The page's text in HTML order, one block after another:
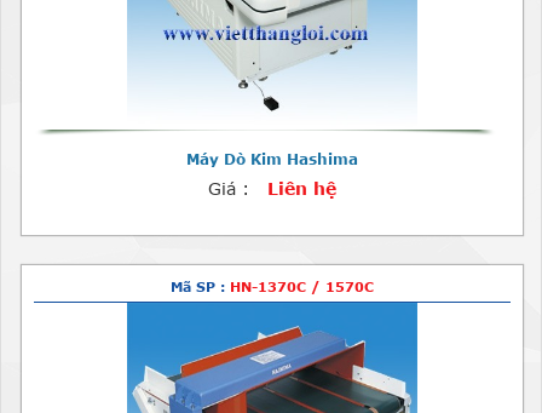
Máy Dò Kim Hashima
Giá : Liên hệ
Mã SP : HN-1370C / 1570C